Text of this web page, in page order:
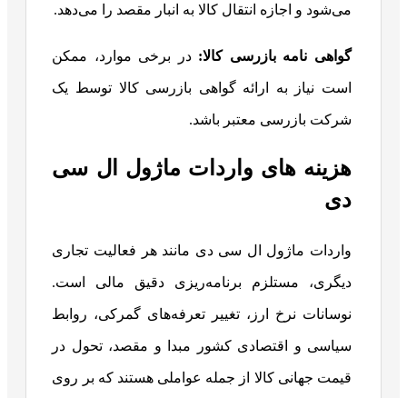
می‌شود و اجازه انتقال کالا به انبار مقصد را می‌دهد.
گواهی نامه بازرسی کالا: در برخی موارد، ممکن
است نیاز به ارائه گواهی بازرسی کالا توسط یک
شرکت بازرسی معتبر باشد.
هزینه های واردات ماژول ال سی
دی
واردات ماژول ال سی دی مانند هر فعالیت تجاری
دیگری، مستلزم برنامه‌ریزی دقیق مالی است.
نوسانات نرخ ارز، تغییر تعرفه‌های گمرکی، روابط
سیاسی و اقتصادی کشور مبدا و مقصد، تحول در
قیمت جهانی کالا از جمله عواملی هستند که بر روی